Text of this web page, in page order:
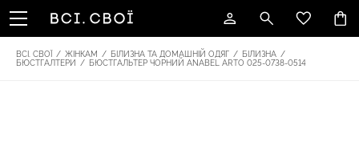
ВСІ. СВОЇ / ЖІНКАМ / БІЛИЗНА ТА ДОМАШНІЙ ОДЯГ / БІЛИЗНА /
БЮСТГАЛТЕРИ
/ БЮСТГАЛЬТЕР ЧОРНИЙ ANABEL ARTO 025-0738-0514